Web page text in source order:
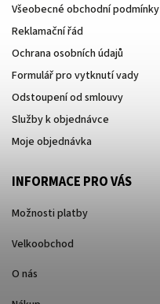
Všeobecné obchodní podmínky
Reklamační řád
Ochrana osobních údajů
Formulář pro vytknutí vady
Odstoupení od smlouvy
Služby k objednávce
Moje objednávka
INFORMACE PRO VÁS
Možnosti platby
Velkoobchod
O nás